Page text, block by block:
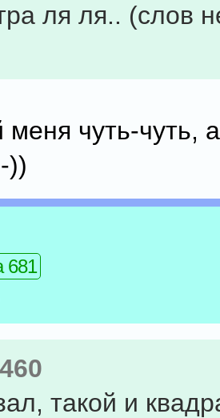
ля ля.. (слов
меня чуть-чуть,
))
681
такой и